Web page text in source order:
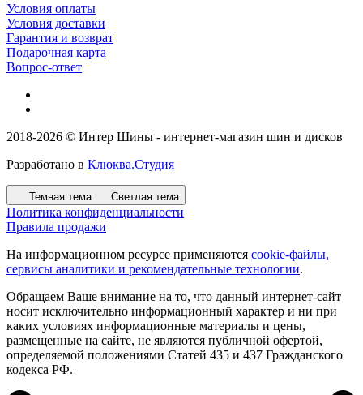
Условия оплаты
Условия доставки
Гарантия и возврат
Подарочная карта
Вопрос-ответ
2018-2026 © Интер Шины - интернет-магазин шин и дисков
Разработано в Клюква.Студия
Темная тема Светлая тема
Политика конфиденциальности
Правила продажи
На информационном ресурсе применяются cookie-файлы,
сервисы аналитики и рекомендательные технологии.
Обращаем Ваше внимание на то, что данный интернет-сайт
носит исключительно информационный характер и ни при
каких условиях информационные материалы и цены,
размещенные на сайте, не являются публичной офертой,
определяемой положениями Статей 435 и 437 Гражданского
кодекса РФ.